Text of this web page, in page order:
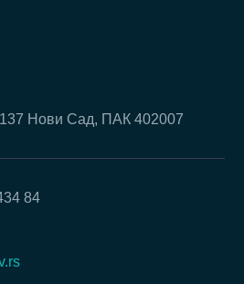
Нови Сад, ПАК 402007
84